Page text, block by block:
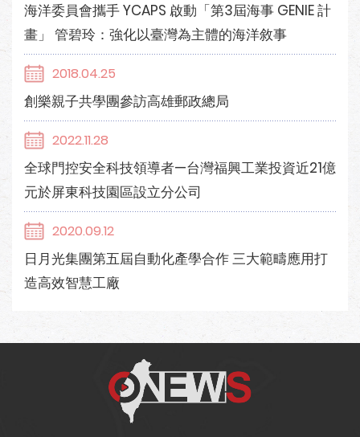
海洋委員會攜手 YCAPS 啟動「第3屆海事 GENIE 計
畫」 管碧玲：強化以臺灣為主體的海洋敘事
2018.04.25
創樂親子共學團參訪高雄郵政總局
2022.11.28
全球門控安全科技領導者—台灣福興工業投資近21億
元於屏東科技園區設立分公司
2020.09.12
日月光集團第五屆自動化產學合作 三大範疇應用打
造高效智慧工廠